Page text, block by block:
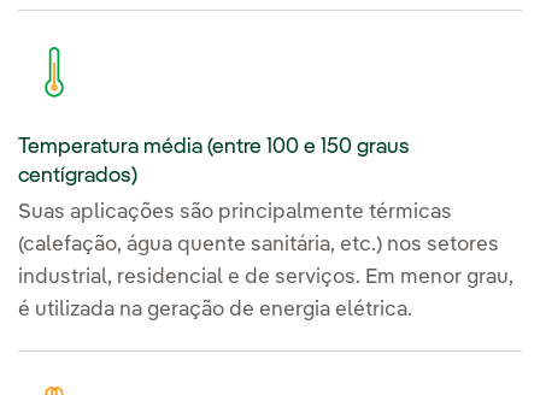
Temperatura média (entre 100 e 150 graus
centígrados)
Suas aplicações são principalmente térmicas
(calefação, água quente sanitária, etc.) nos setores
industrial, residencial e de serviços. Em menor grau,
é utilizada na geração de energia elétrica.